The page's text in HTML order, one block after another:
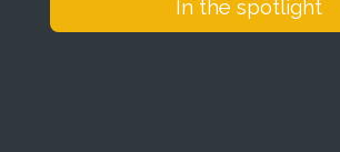
In the spotlight